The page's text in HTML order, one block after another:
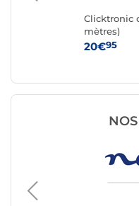
Clicktronic
mètres)
20€95